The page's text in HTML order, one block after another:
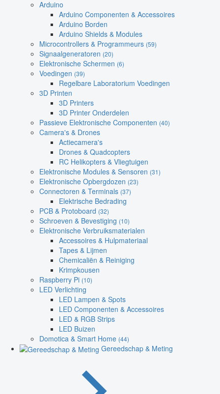
Arduino
Arduino Componenten & Accessoires
Arduino Borden
Arduino Shields & Modules
Microcontrollers & Programmeurs (59)
Signaalgeneratoren (20)
Elektronische Schermen (6)
Voedingen (39)
Regelbare Laboratorium Voedingen
3D Printen
3D Printers
3D Printer Onderdelen
Passieve Elektronische Componenten (40)
Camera's & Drones
Actiecamera's
Drones & Quadcopters
RC Helikopters & Vliegtuigen
Elektronische Modules & Sensoren (31)
Elektronische Opbergdozen (23)
Connectoren & Terminals (37)
Elektrische Bedrading
PCB & Protoboard (32)
Schroeven & Bevestiging (10)
Elektronische Verbruiksmaterialen
Accessoires & Hulpmateriaal
Tapes & Lijmen
Chemicaliën & Reiniging
Krimpkousen
Raspberry Pi (10)
LED Verlichting
LED Lampen & Spots
LED Componenten & Accessoires
LED & RGB Strips
LED Buizen
Domotica & Smart Home (44)
Gereedschap & Meting